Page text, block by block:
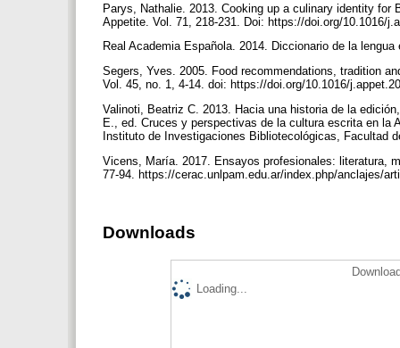
Parys, Nathalie. 2013. Cooking up a culinary identity
Appetite. Vol. 71, 218-231. Doi: https://doi.org/10.1016/
Real Academia Española. 2014. Diccionario de la
Segers, Yves. 2005. Food recommendations, tradition
Vol. 45, no. 1, 4-14. doi: https://doi.org/10.1016/
Valinoti, Beatriz C. 2013. Hacia una historia de la
E., ed. Cruces y perspectivas de la cultura escrita en la
Instituto de Investigaciones Bibliotecológicas, Facultad
Vicens, María. 2017. Ensayos profesionales: literatura,
77-94. https://cerac.unlpam.edu.ar/index.php/anclajes/
Downloads
Loading...